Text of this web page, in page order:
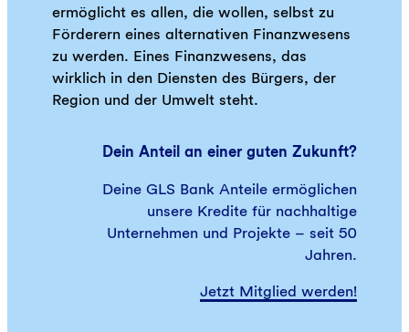
ermöglicht es allen, die wollen, selbst zu
Förderern eines alternativen Finanzwesens
zu werden. Eines Finanzwesens, das
wirklich in den Diensten des Bürgers, der
Region und der Umwelt steht.
Dein Anteil an einer guten Zukunft?
Deine GLS Bank Anteile ermöglichen
unsere Kredite für nachhaltige
Unternehmen und Projekte – seit 50
Jahren.
Jetzt Mitglied werden!